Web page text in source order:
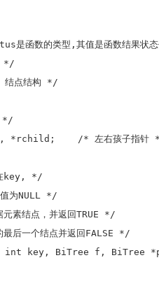
数的类型,其值是函数结果状
*/
点结构 */
*/
/* 左右孩子指针
在key, */
为NULL */
素结点，并返回TRUE */
后一个结点并返回FALSE */
t, int key, BiTree f, BiTree